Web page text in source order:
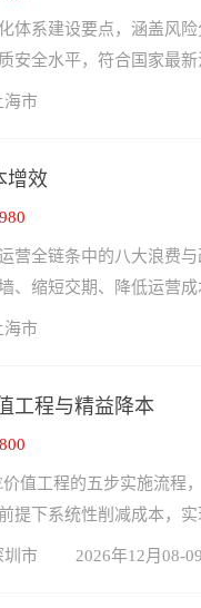
体系建设要点，涵盖风
安全水平，符合国家最
海市
增效
营全链条中的八大浪费
、缩短交期、降低运营
海市
工程与精益降本
值工程的五步实施流
提下系统性削减成本，
圳市 2026年12月08-